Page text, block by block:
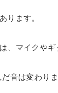
ります。
、マイクやギ
音は変わりま